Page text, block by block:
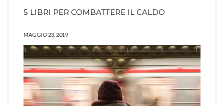
5 LIBRI PER COMBATTERE IL CALDO
MAGGIO 23, 2019